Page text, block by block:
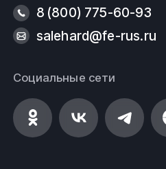
8 (800) 775-60-93
salehard@fe-rus.ru
Социальные сети